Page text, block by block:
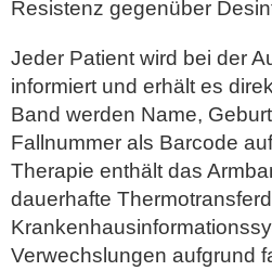
Resistenz gegenüber
Jeder Patient wird bei der
informiert und erhält es
Band werden Name,
Fallnummer als Barcode
Therapie enthält das
dauerhafte
Verwechslungen aufgrund